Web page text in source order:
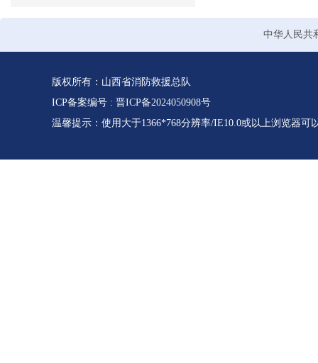
中华人民共
版权所有：山西省消防救援总队
ICP备案编号 : 晋ICP备2024050908号
温馨提示：使用大于1366*768分辨率/IE10.0或以上浏览器可